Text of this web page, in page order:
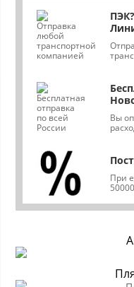
Вы
При